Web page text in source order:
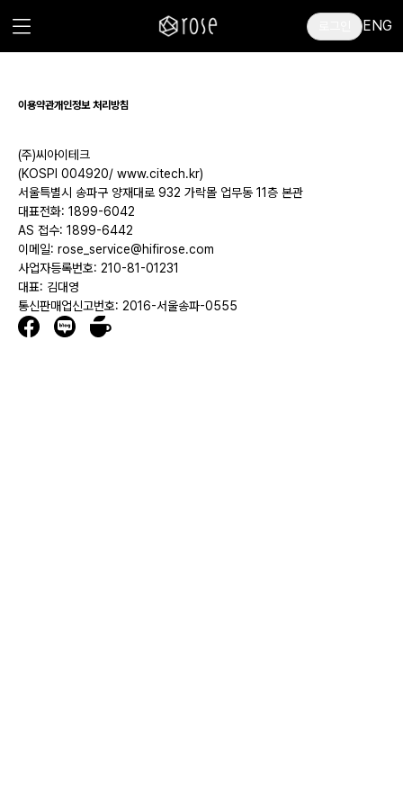
ENG
이용약관개인정보 처리방침
(주)씨아이테크
(KOSPI 004920/ www.citech.kr)
서울특별시 송파구 양재대로 932 가락몰 업무동 11층 본관
대표전화: 1899-6042
AS 접수: 1899-6442
이메일: rose_service@hifirose.com
사업자등록번호: 210-81-01231
대표: 김대영
통신판매업신고번호: 2016-서울송파-0555